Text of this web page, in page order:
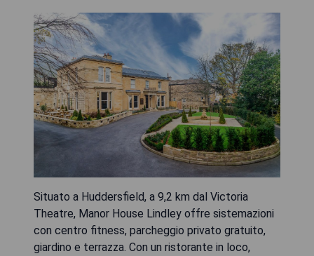
Situato a Huddersfield, a 9,2 km dal Victoria
Theatre, Manor House Lindley offre sistemazioni
con centro fitness, parcheggio privato gratuito,
giardino e terrazza. Con un ristorante in loco,